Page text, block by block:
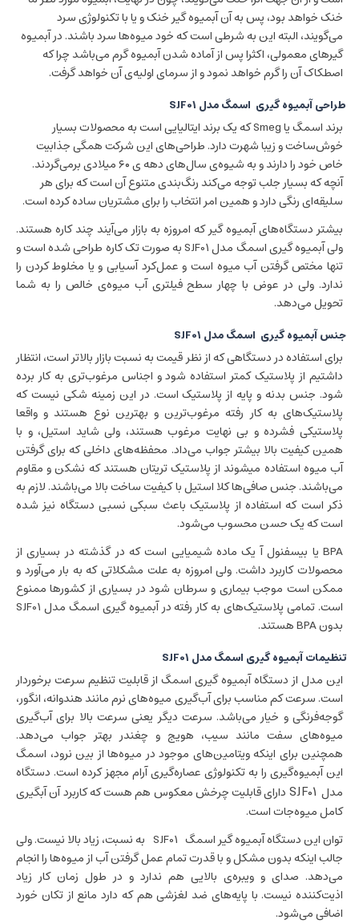
خنک خواهد بود، پس به آن آبمیوه گیر خنک و یا با تکنولوژی سرد
می‌گویند، البته این به شرطی است که خود میوه‌ها سرد باشند. در آبمیوه
گیر‌های معمولی، اکثرا پس از آماده شدن آبمیوه گرم می‌باشد چرا که
اصطکاک آن را گرم خواهد نمود و از سرمای اولیه‌ی آن خواهد گرفت.
طراحی آبمیوه گیری اسمگ مدل SJF01
برند اسمگ یا Smeg که یک برند ایتالیایی است به محصولات بسیار
خوش‌ساخت و زیبا شهرت دارد. طراحی‌های این شرکت همگی جذابیت
خاص خود را دارند و به شیوه‌ی سال‌های دهه ی ۶۰ میلادی برمی‌گردند.
آنچه که بسیار جلب توجه می‌کند رنگ‌بندی متنوع آن است که برای هر
سلیقه‌ای رنگی دارد و همین امر انتخاب را برای مشتریان ساده کرده است.
بیشتر دستگاه‌های آبمیوه گیر که امروزه به بازار می‌آیند چند کاره هستند.
ولی آبمیوه گیری اسمگ مدل SJF01 به صورت تک کاره طراحی شده است و
تنها مختص گرفتن آب میوه است و عمل‌کرد آسیابی و یا مخلوط کردن را
ندارد. ولی در عوض با چهار سطح فیلتری آب میوه‌ی خالص را به شما
تحویل می‌دهد.
جنس آبمیوه گیری اسمگ مدل SJF01
برای استفاده در دستگاهی که از نظر قیمت به نسبت بازار بالاتر است، انتظار
داشتیم از پلاستیک کمتر استفاده شود و اجناس مرغوب‌تری به کار برده
شود. جنس بدنه و پایه از پلاستیک است. در این زمینه شکی نیست که
پلاستیک‌های به کار رفته مرغوب‌ترین و بهترین نوع هستند و واقعا
پلاستیکی فشرده و بی نهایت مرغوب هستند، ولی شاید استیل، و با
همین کیفیت بالا بیشتر جواب می‌داد. محفظه‌های داخلی که برای گرفتن
آب میوه استفاده میشوند از پلاستیک تریتان هستند که نشکن و مقاوم
می‌باشند. جنس صافی‌ها کلا استیل با کیفیت ساخت بالا می‌باشند. لازم به
ذکر است که استفاده از پلاستیک باعث سبکی نسبی دستگاه نیز شده
است که یک حسن محسوب می‌شود.
BPA یا بیسفنول آ یک ماده شیمیایی است که در گذشته در بسیاری از
محصولات کاربرد داشت. ولی امروزه به علت مشکلاتی که به بار می‌آورد و
ممکن است موجب بیماری و سرطان شود در بسیاری از کشورها ممنوع
است. تمامی پلاستیک‌های به کار رفته در آبمیوه گیری اسمگ مدل SJF01
بدون BPA هستند.
تنظیمات آبمیوه گیری اسمگ مدل SJF01
این مدل از دستگاه آبمیوه گیری اسمگ از قابلیت تنظیم سرعت برخوردار
است. سرعت کم مناسب برای آب‌گیری میوه‌های نرم مانند هندوانه، انگور،
گوجه‌فرنگی و خیار می‌باشد. سرعت دیگر یعنی سرعت بالا برای آب‌گیری
میوه‌های سفت مانند سیب، هویج و چغندر بهتر جواب می‌دهد.
همچنین برای اینکه ویتامین‌های موجود در میوه‌ها از بین نرود، اسمگ
این آبمیوه‌گیری را به تکنولوژی عصاره‌گیری آرام مجهز کرده است. دستگاه
مدل SJF01 دارای قابلیت چرخش معکوس هم هست که کاربرد آن آبگیری
کامل میوه‌جات است.
توان این دستگاه آبمیوه گیر اسمگ SJF01 به نسبت، زیاد بالا نیست. ولی
جالب اینکه بدون مشکل و با قدرت تمام عمل گرفتن آب از میوه‌ها را انجام
می‌دهد. صدای و ویبره‌ی بالایی هم ندارد و در طول زمان کار زیاد
اذیت‌کننده نیست. با پایه‌های ضد لغزشی هم که دارد مانع از تکان خورد
اضافی می‌شود.